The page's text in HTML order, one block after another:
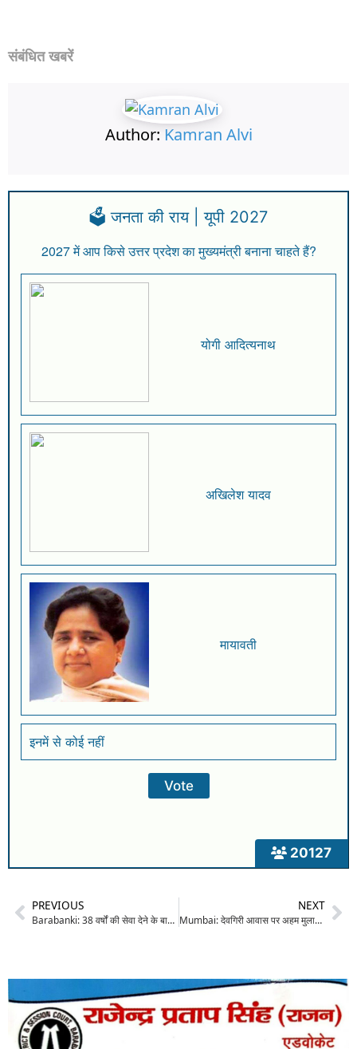
संबंधित खबरें
Author: Kamran Alvi
20127
🗳️ जनता की राय | यूपी 2027
2027 में आप किसे उत्तर प्रदेश का मुख्यमंत्री बनाना चाहते हैं?
योगी आदित्यनाथ
अखिलेश यादव
मायावती
इनमें से कोई नहीं
PREVIOUS
Barabanki: 38 वर्षों की सेवा देने के बाद मेट्रन मधु जायसवाल को भावभीनी विदाई, जिला अस्पताल में भव्य सम्मान समारोह आयोजित
NEXT
Mumbai: देवगिरी आवास पर अहम मुलाकात: राष्ट्रीय सचिव धनंजय शर्मा ने सुनेत्रा पवार से की शिष्टाचार भेंट